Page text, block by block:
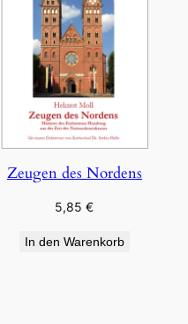
Zeugen des Nordens
5,85€
In den Warenkorb